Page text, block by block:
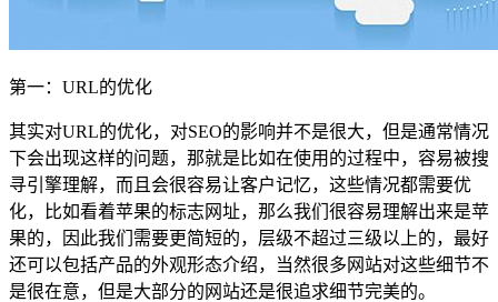
第一：URL的优化
其实对URL的优化，对SEO的影响并不是很大，但是通常情况
下会出现这样的问题，那就是比如在使用的过程中，容易被搜
寻引擎理解，而且会很容易让客户记忆，这些情况都需要优
化，比如看着苹果的标志网址，那么我们很容易理解出来是苹
果的，因此我们需要更简短的，层级不超过三级以上的，最好
还可以包括产品的外观形态介绍，当然很多网站对这些细节不
是很在意，但是大部分的网站还是很追求细节完美的。